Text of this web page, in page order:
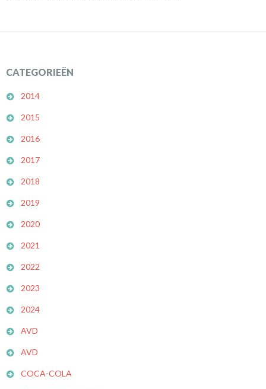
CATEGORIEËN
2014
2015
2016
2017
2018
2019
2020
2021
2022
2023
2024
AVD
AVD
COCA-COLA